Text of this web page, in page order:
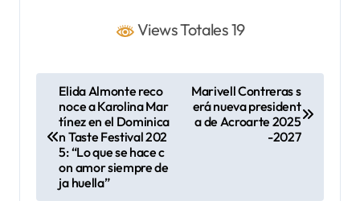
Views Totales 19
Elida Almonte reco
noce a Karolina Mar
tínez en el Dominica
n Taste Festival 202
5: “Lo que se hace c
on amor siempre de
ja huella”
Marivell Contreras s
erá nueva president
a de Acroarte 2025
-2027